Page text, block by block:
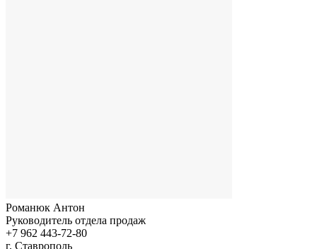
Романюк Антон
Руководитель отдела продаж
+7 962 443-72-80
г. Ставрополь